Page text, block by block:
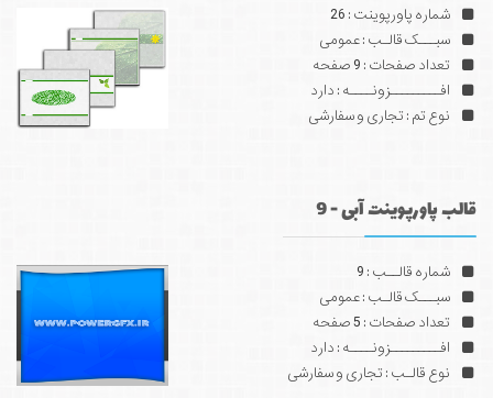
شماره پاورپوینت : 26
سبـــک قالـب : عمومی
تعداد صفحات : 9 صفحه
افـــــــــزونــــه : دارد
نوع تم : تجاری و سفارشی
قالب پاورپوینت آبی - 9
شماره قالــب : 9
سبـــک قالـب : عمومی
تعداد صفحات : 5 صفحه
افـــــــــزونــــه : دارد
نوع قالـب : تجاری و سفارشی